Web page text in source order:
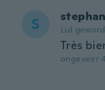
S Lid
Très
ongeveer